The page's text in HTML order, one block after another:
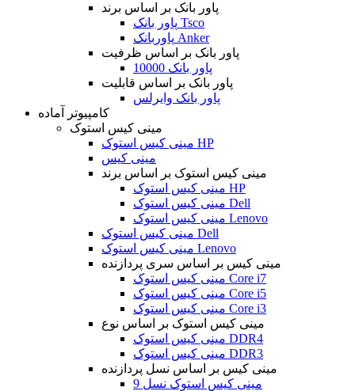
پاور بانک بر اساس برند
پاور بانک Tsco
پاوربانک Anker
پاور بانک بر اساس ظرفیت
پاور بانک 10000
پاور بانک بر اساس قابلیت
پاور بانک وایرلس
کامپیوتر آماده
مینی کیس استوک
مینی کیس استوک HP
مینی کیس
مینی کیس استوک بر اساس برند
مینی کیس استوک HP
مینی کیس استوک Dell
مینی کیس استوک Lenovo
مینی کیس استوک Dell
مینی کیس استوک Lenovo
مینی کیس بر اساس سری پردازنده
مینی کیس استوک Core i7
مینی کیس استوک Core i5
مینی کیس استوک Core i3
مینی کیس استوک بر اساس نوع
مینی کیس استوک DDR4
مینی کیس استوک DDR3
مینی کیس بر اساس نسل پردازنده
مینی کیس استوک نسل 9